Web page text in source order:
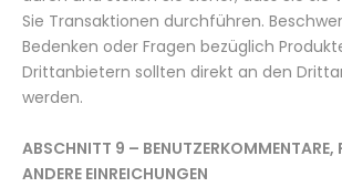
Sie Transaktionen durchführen.
Bedenken oder Fragen bezüglich
Drittanbietern sollten direkt an den
werden.
ABSCHNITT 9 – BENUTZERKOMMENTARE,
ANDERE EINREICHUNGEN